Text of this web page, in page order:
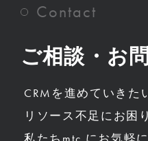
Contact
ご相談・お
CRMを進めていきた
リソース不足にお困